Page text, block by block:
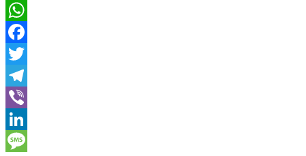
WhatsApp
Facebook
Twitter
Telegram
Viber
LinkedIn